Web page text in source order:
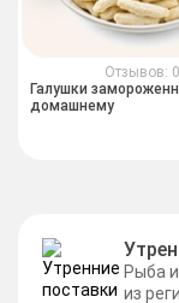
Отзывов: 0
Галушки
домашнему
Рыба
из